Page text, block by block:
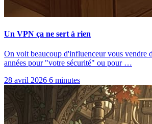
Un VPN ça ne sert à rien
On voit beaucoup d'influenceur vous vendre
années pour "votre sécurité" ou pour …
28 avril 2026 6 minutes